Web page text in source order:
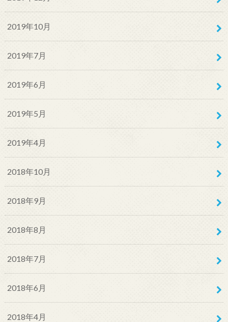
2019年10月
2019年7月
2019年6月
2019年5月
2019年4月
2018年10月
2018年9月
2018年8月
2018年7月
2018年6月
2018年4月